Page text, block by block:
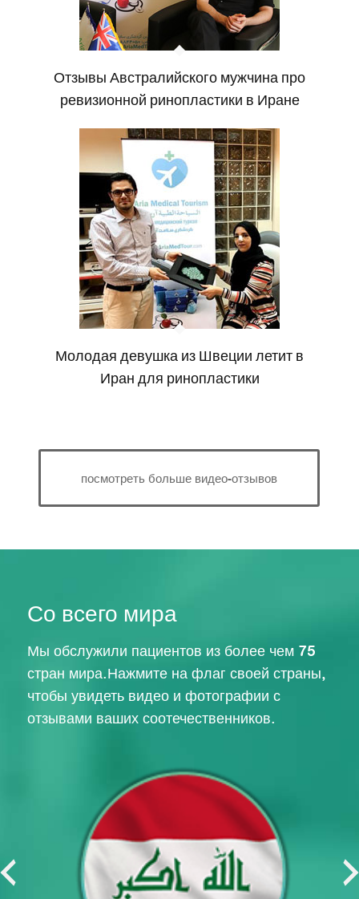
Отзывы Австралийского мужчина про
ревизионной ринопластики в Иране
Молодая девушка из Швеции летит в
Иран для ринопластики
посмотреть больше видео-отзывов
Со всего мира
Мы обслужили пациентов из более чем 75
стран мира.Нажмите на флаг своей страны,
чтобы увидеть видео и фотографии с
отзывами ваших соотечественников.